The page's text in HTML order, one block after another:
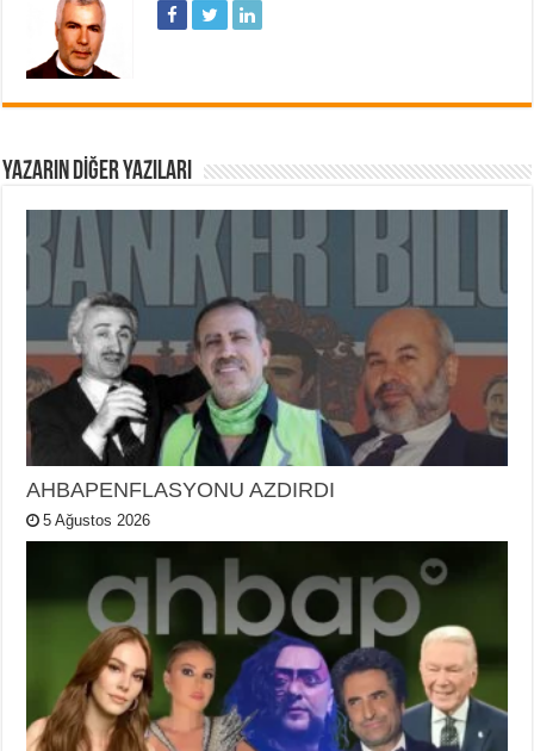
YAZARIN DIĞER YAZILARI
AHBAPENFLASYONU AZDIRDI
5 Ağustos 2026